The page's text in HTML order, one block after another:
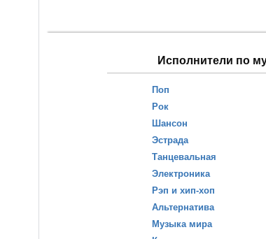
Исполнители по
Поп
Рок
Шансон
Эстрада
Танцевальная
Электроника
Рэп и хип-хоп
Альтернатива
Музыка мира